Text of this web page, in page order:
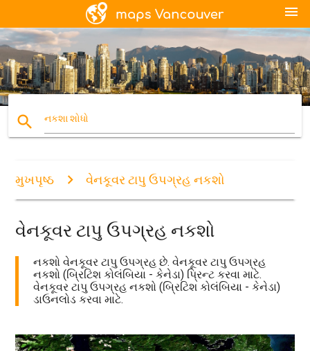
menu
search નકશા શોધો
મુખપૃષ્ઠ વેનકૂવર ટાપુ ઉપગ્રહ નકશો
વેનકૂવર ટાપુ ઉપગ્રહ નકશો
નકશો વેનકૂવર ટાપુ ઉપગ્રહ છે. વેનકૂવર ટાપુ ઉપગ્રહ
નકશો (બ્રિટિશ કોલંબિયા - કેનેડા) પ્રિન્ટ કરવા માટે.
વેનકૂવર ટાપુ ઉપગ્રહ નકશો (બ્રિટિશ કોલંબિયા - કેનેડા)
ડાઉનલોડ કરવા માટે.